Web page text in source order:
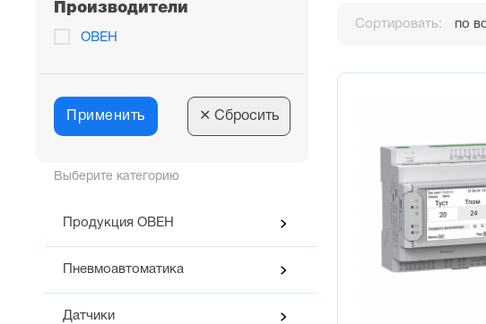
Выберите категорию
Продукция ОВЕН
Пневмоавтоматика
Датчики
Производители
ОВЕН
Применить ✕ Сбросить
Сортировать: по